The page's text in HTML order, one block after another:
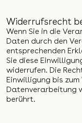
Widerrufsrecht
Wenn Sie in die
Daten durch den
entsprechenden
Sie diese
widerrufen. Die
Einwilligung bis
Datenverarbeitung
berührt.